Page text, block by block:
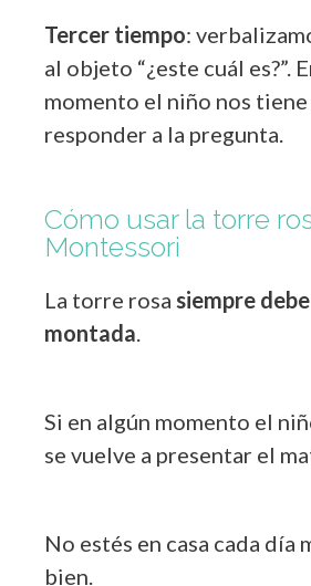
Tercer tiempo:
al objeto “¿este cuál es?”.
momento el niño nos tiene
responder a la pregunta.
Cómo usar la torre
Montessori
La torre rosa siempre
montada.
Si en algún momento el
se vuelve a presentar el
No estés en casa cada día
bien.